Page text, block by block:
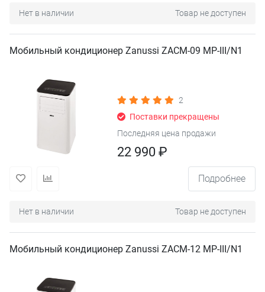
Нет в наличии Товар не доступен
Мобильный кондиционер Zanussi ZACM-09 MP-III/N1
2
Поставки прекращены
Последняя цена продажи
22 990 ₽
Подробнее
Нет в наличии Товар не доступен
Мобильный кондиционер Zanussi ZACM-12 MP-III/N1